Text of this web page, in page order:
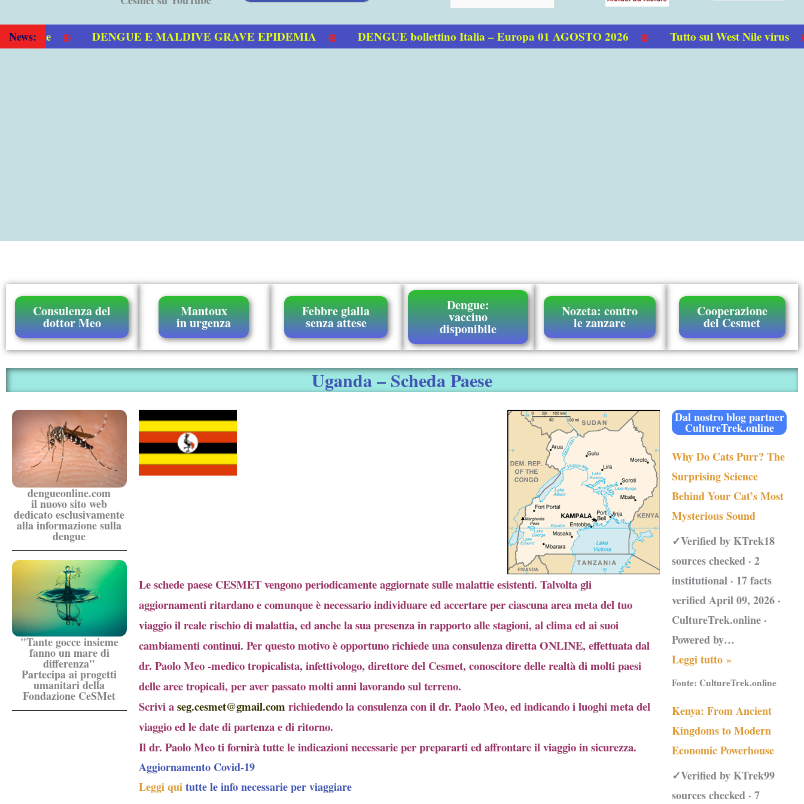
News: DENGUE E MALDIVE GRAVE EPIDEMIA DENGUE bollettino Italia – Europa 01 AGOSTO 2026 Tutto sul West Nile virus
Consulenza del
dottor Meo
Mantoux
in urgenza
Febbre gialla
senza attese
Dengue:
vaccino
disponibile
Nozeta: contro
le zanzare
Cooperazione
del Cesmet
Uganda – Scheda Paese
dengueonline.com
il nuovo sito web
dedicato esclusivamente
alla informazione sulla
dengue
"Tante gocce insieme
fanno un mare di
differenza"
Partecipa ai progetti
umanitari della
Fondazione CeSMet
Le schede paese CESMET vengono periodicamente aggiornate sulle malattie esistenti. Talvolta gli
aggiornamenti ritardano e comunque è necessario individuare ed accertare per ciascuna area meta del tuo
viaggio il reale rischio di malattia, ed anche la sua presenza in rapporto alle stagioni, al clima ed ai suoi
cambiamenti continui. Per questo motivo è opportuno richiede una consulenza diretta ONLINE, effettuata dal
dr. Paolo Meo -medico tropicalista, infettivologo, direttore del Cesmet, conoscitore delle realtà di molti paesi
delle aree tropicali, per aver passato molti anni lavorando sul terreno.
Scrivi aseg.cesmet@gmail.com richiedendo la consulenza con il dr. Paolo Meo, ed indicando i luoghi meta del
viaggio ed le date di partenza e di ritorno.
Il dr. Paolo Meo ti fornirà tutte le indicazioni necessarie per prepararti ed affrontare il viaggio in sicurezza.
Aggiornamento Covid-19
Leggi quitutte le info necessarie per viaggiare
Dal nostro blog partner
CultureTrek.online
Why Do Cats Purr? The
Surprising Science
Behind Your Cat’s Most
Mysterious Sound
✓Verified by KTrek18
sources checked · 2
institutional · 17 facts
verified April 09, 2026 ·
CultureTrek.online ·
Powered by…
Leggi tutto »
Fonte:CultureTrek.online
Kenya: From Ancient
Kingdoms to Modern
Economic Powerhouse
✓Verified by KTrek99
sources checked · 7